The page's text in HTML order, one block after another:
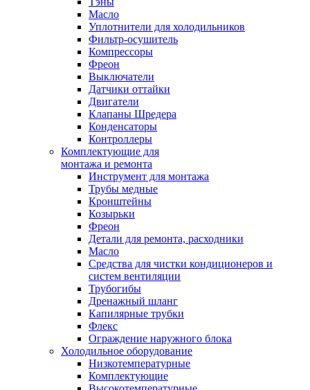
Масло
Уплотнители для холодильников
Фильтр-осушитель
Компрессоры
Фреон
Выключатели
Датчики оттайки
Двигатели
Клапаны Шредера
Конденсаторы
Контроллеры
Комплектующие для
монтажа и ремонта
Инструмент для монтажа
Трубы медные
Кронштейны
Козырьки
Фреон
Детали для ремонта, расходники
Масло
Средства для чистки кондиционеров и
систем вентиляции
Трубогибы
Дренажный шланг
Капилярные трубки
Флекс
Ограждение наружного блока
Холодильное оборудование
Низкотемпературные
Комплектующие